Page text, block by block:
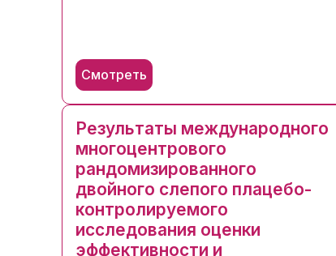
Смотреть
Результаты международного
многоцентрового
рандомизированного
двойного слепого плацебо-
контролируемого
исследования оценки
эффективности и